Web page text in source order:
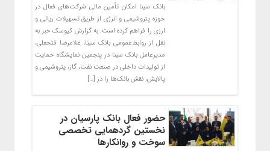
بانک سینا امکان تأمین مالی شرکت‌های فعال در
حوزه پتروشیمی و انرژی از طریق تسهیلات ریالی و
ارزی را فراهم کرده است. به گزارش کیوسک خبر به
نقل از روابط‌عمومی بانک سینا، غلامرضا فتحعلی،
مدیرعامل بانک سینا در پنجمین نمایشگاه حمایت
از تولیدات داخلی در صنعت نفت، گاز، پتروشیمی و
پالایش، نقش بانک‌ها را در […]
حضور فعال بانک پارسیان در
نخستین گردهمایی تخصصی
سوخت و روانکارها